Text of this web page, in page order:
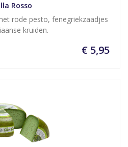
Rosso
rode pesto, fenegriekzaadjes
kruiden.
€ 5,95